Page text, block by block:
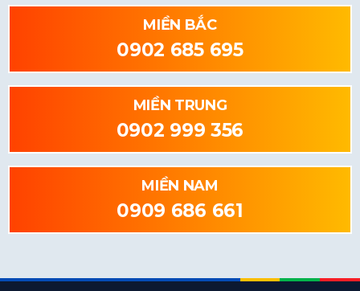
MIỀN BẮC
0902 685 695
MIỀN TRUNG
0902 999 356
MIỀN NAM
0909 686 661